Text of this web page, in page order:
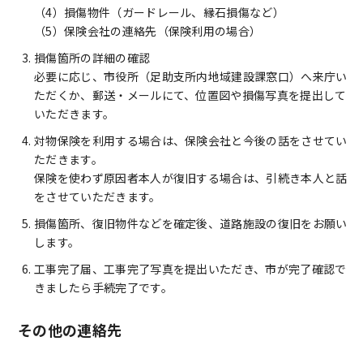
（4）損傷物件（ガードレール、縁石損傷など）
（5）保険会社の連絡先（保険利用の場合）
損傷箇所の詳細の確認
必要に応じ、市役所（足助支所内地域建設課窓口）へ来庁い
ただくか、郵送・メールにて、位置図や損傷写真を提出して
いただきます。
対物保険を利用する場合は、保険会社と今後の話をさせてい
ただきます。
保険を使わず原因者本人が復旧する場合は、引続き本人と話
をさせていただきます。
損傷箇所、復旧物件などを確定後、道路施設の復旧をお願い
します。
工事完了届、工事完了写真を提出いただき、市が完了確認で
きましたら手続完了です。
その他の連絡先